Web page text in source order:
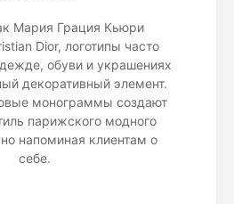
Мария Грация Кьюри
Dior, логотипы часто
обуви и украшениях
декоративный элемент.
монограммы создают
парижского модного
напоминая клиентам о
себе.